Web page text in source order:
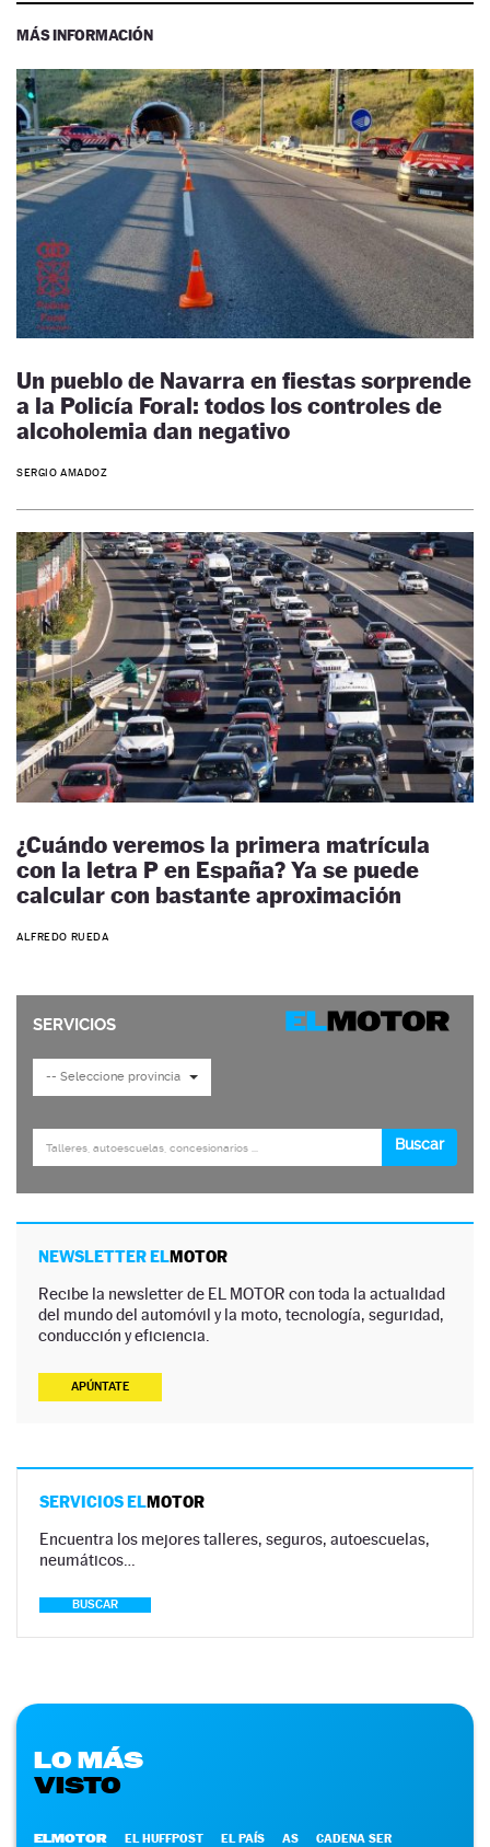
MÁS INFORMACIÓN
Un pueblo de Navarra en fiestas sorprende
a la Policía Foral: todos los controles de
alcoholemia dan negativo
SERGIO AMADOZ
¿Cuándo veremos la primera matrícula
con la letra P en España? Ya se puede
calcular con bastante aproximación
ALFREDO RUEDA
NEWSLETTER ELMOTOR
Recibe la newsletter de EL MOTOR con toda la actualidad
del mundo del automóvil y la moto, tecnología, seguridad,
conducción y eficiencia.
APÚNTATE
SERVICIOS ELMOTOR
Encuentra los mejores talleres, seguros, autoescuelas,
neumáticos…
BUSCAR
LO MÁS
VISTO
ELMOTOR EL HUFFPOST EL PAÍS AS CADENA SER